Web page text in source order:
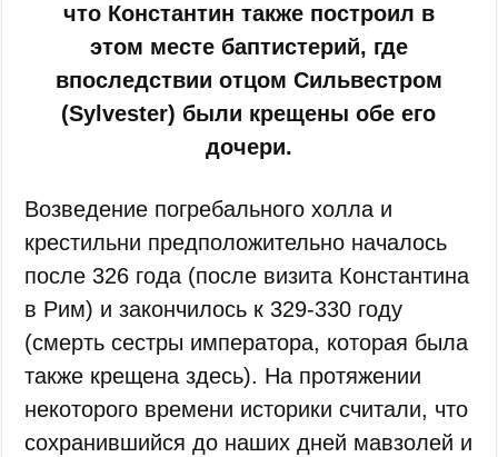
что Константин также построил в
этом месте баптистерий, где
впоследствии отцом Сильвестром
(Sylvester) были крещены обе его
дочери.
Возведение погребального холла и
крестильни предположительно началось
после 326 года (после визита Константина
в Рим) и закончилось к 329-330 году
(смерть сестры императора, которая была
также крещена здесь). На протяжении
некоторого времени историки считали, что
сохранившийся до наших дней мавзолей и